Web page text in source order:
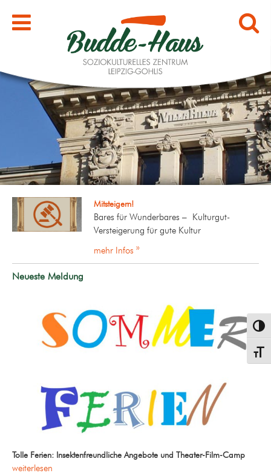
Mitsteigern!
Bares für Wunderbares – Kulturgut-
Versteigerung für gute Kultur
mehr Infos »
Neueste Meldung
Tolle Ferien: Insektenfreundliche Angebote und Theater-Film-Camp
weiterlesen